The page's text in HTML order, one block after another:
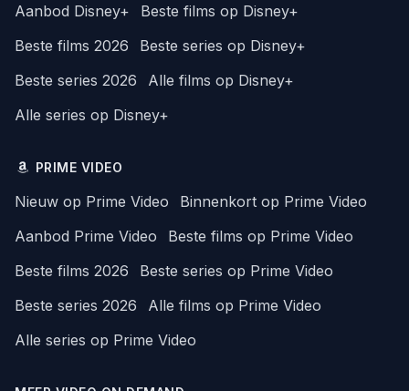
Aanbod Disney+
Beste films op Disney+
Beste films 2026
Beste series op Disney+
Beste series 2026
Alle films op Disney+
Alle series op Disney+
PRIME VIDEO
Nieuw op Prime Video
Binnenkort op Prime Video
Aanbod Prime Video
Beste films op Prime Video
Beste films 2026
Beste series op Prime Video
Beste series 2026
Alle films op Prime Video
Alle series op Prime Video